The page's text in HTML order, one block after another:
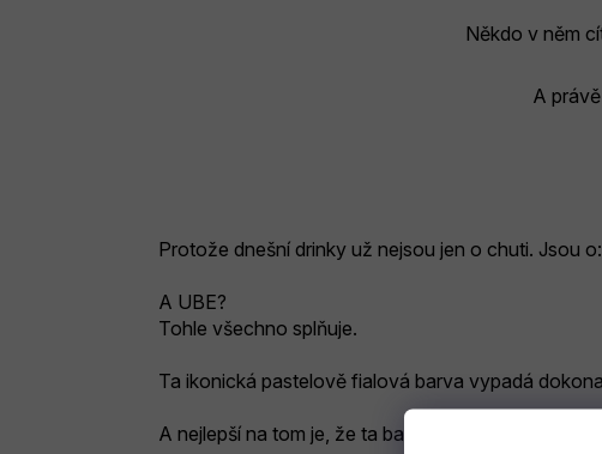
Někdo v něm
A
Protože dnešní drinky už nejsou jen o chuti. Jsou o:
A UBE?
Tohle všechno splňuje.
Ta ikonická pastelově fialová barva vypadá
A nejlepší na tom je, že ta barva působí přirozeně